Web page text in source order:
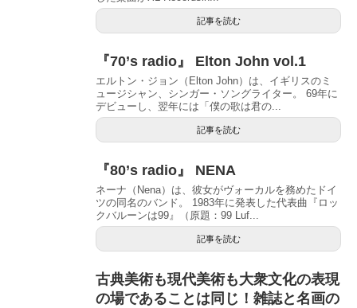
記事を読む
『70’s radio』 Elton John vol.1
エルトン・ジョン（Elton John）は、イギリスのミ
ュージシャン、シンガー・ソングライター。 69年に
デビューし、翌年には「僕の歌は君の...
記事を読む
『80’s radio』 NENA
ネーナ（Nena）は、彼女がヴォーカルを務めたドイ
ツの同名のバンド。 1983年に発表した代表曲『ロッ
クバルーンは99』（原題：99 Luf...
記事を読む
古典美術も現代美術も大衆文化の表現
の場であることは同じ！雑誌と名画の